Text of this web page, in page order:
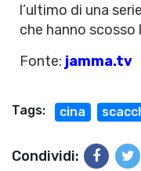
l’ultimo di una
che hanno scosso
Fonte: jamma.tv
Tags: cina
Condividi: